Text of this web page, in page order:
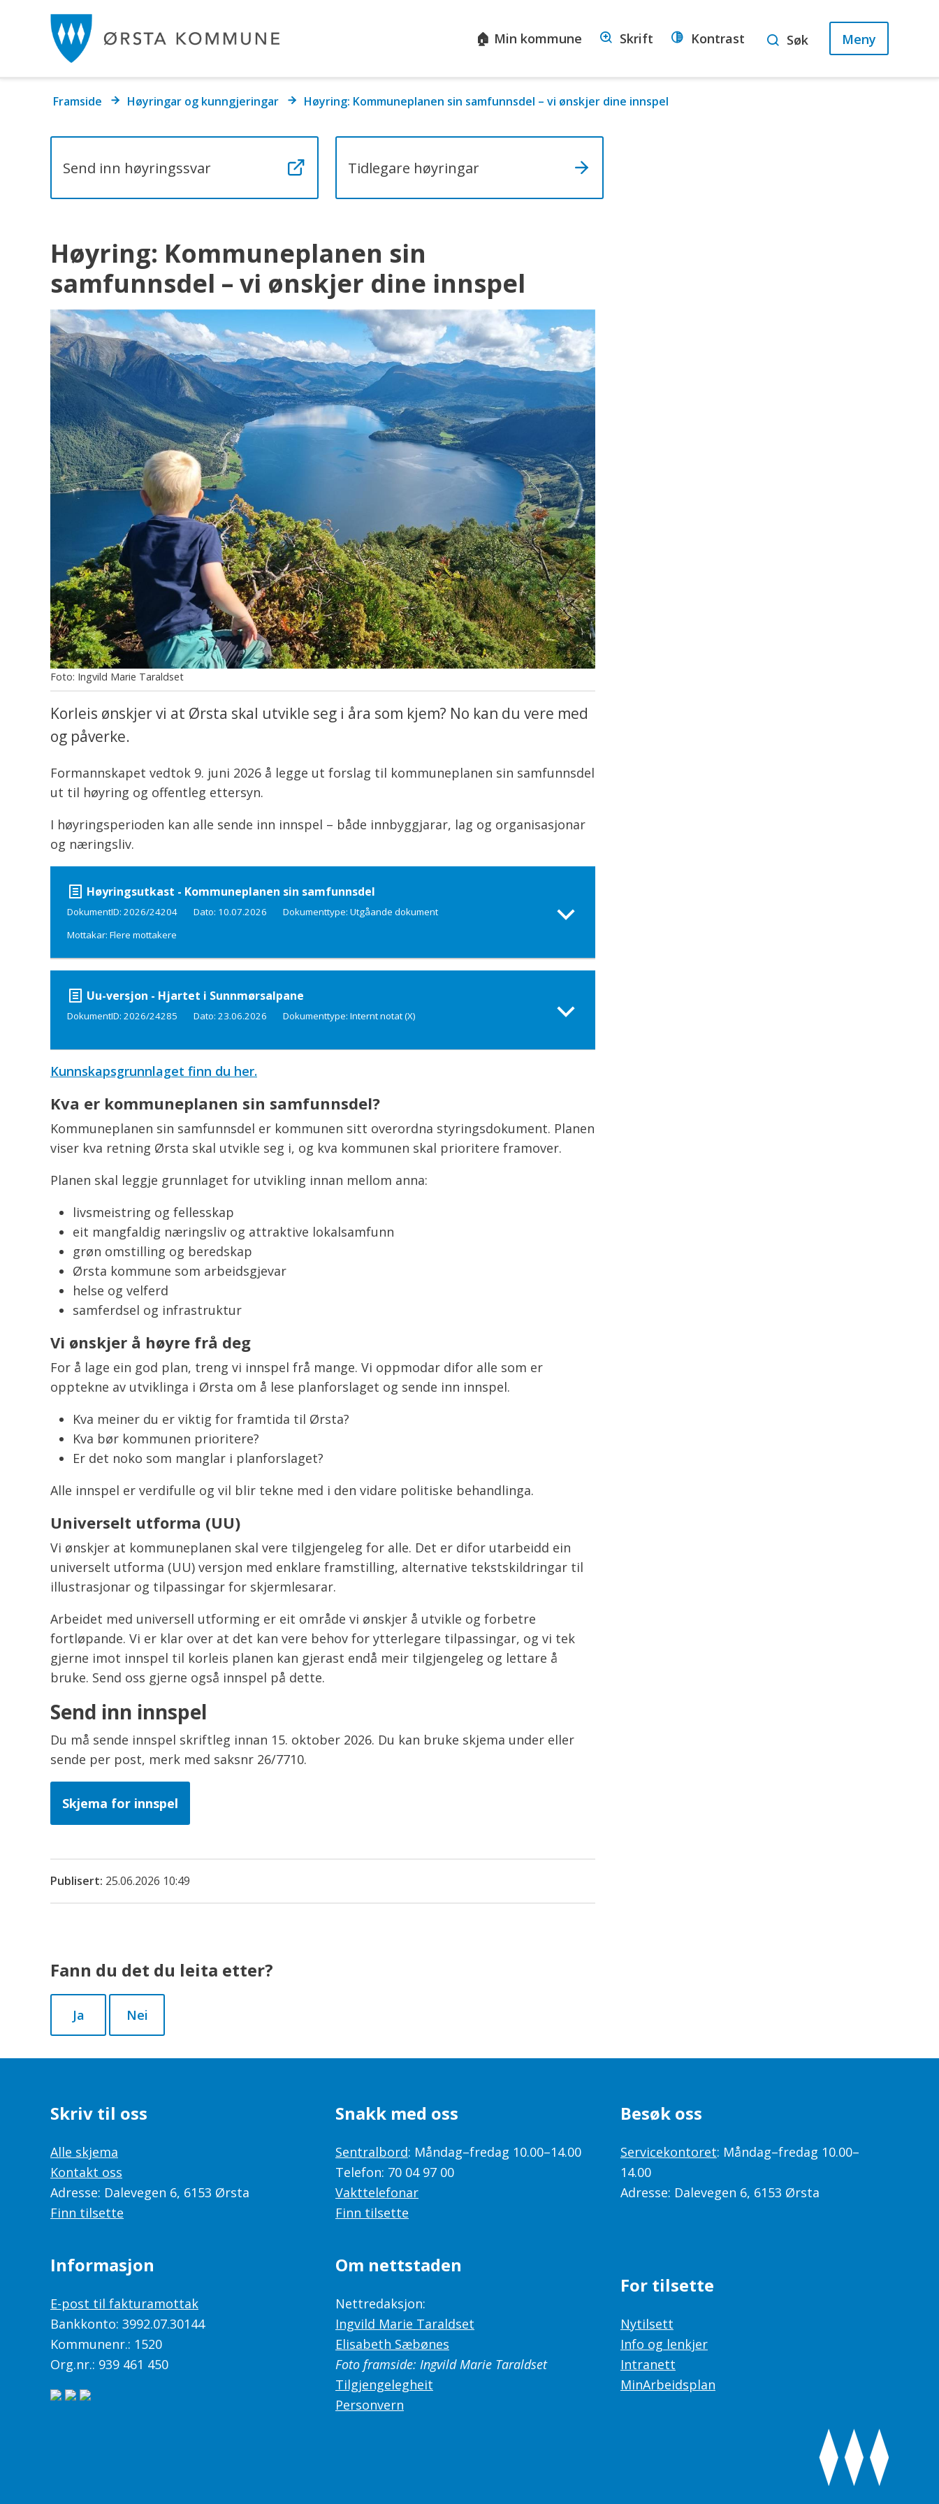
Ørsta
🏠 Min kommune Skrift Kontrast Søk Meny
Du
Framside Høyringar og kunngjeringar Høyring: Kommuneplanen sin samfunnsdel – vi ønskjer dine innspel
Send inn høyringssvar Tidlegare høyringar
Høyring: Kommuneplanen sin
samfunnsdel – vi ønskjer dine innspel
Ingvild Marie Taraldset
Korleis ønskjer vi at Ørsta skal utvikle seg i åra som kjem? No kan du vere med
og påverke.
Formannskapet vedtok 9. juni 2026 å legge ut forslag til kommuneplanen sin samfunnsdel
ut til høyring og offentleg ettersyn.
I høyringsperioden kan alle sende inn innspel – både innbyggjarar, lag og organisasjonar
og næringsliv.
Høyringsutkast - Kommuneplanen sin samfunnsdel
DokumentID: 2026/24204 Dato: 10.07.2026
Dokumenttype: Utgåande dokument
Mottakar: Flere mottakere
Uu-versjon - Hjartet i Sunnmørsalpane
DokumentID: 2026/24285 Dato: 23.06.2026 Dokumenttype: Internt notat (X)
Kunnskapsgrunnlaget finn du her.
Kva er kommuneplanen sin samfunnsdel?
Kommuneplanen sin samfunnsdel er kommunen sitt overordna styringsdokument. Planen
viser kva retning Ørsta skal utvikle seg i, og kva kommunen skal prioritere framover.
Planen skal leggje grunnlaget for utvikling innan mellom anna:
livsmeistring og fellesskap
eit mangfaldig næringsliv og attraktive lokalsamfunn
grøn omstilling og beredskap
Ørsta kommune som arbeidsgjevar
helse og velferd
samferdsel og infrastruktur
Vi ønskjer å høyre frå deg
For å lage ein god plan, treng vi innspel frå mange. Vi oppmodar difor alle som er
opptekne av utviklinga i Ørsta om å lese planforslaget og sende inn innspel.
Kva meiner du er viktig for framtida til Ørsta?
Kva bør kommunen prioritere?
Er det noko som manglar i planforslaget?
Alle innspel er verdifulle og vil blir tekne med i den vidare politiske behandlinga.
Universelt utforma (UU)
Vi ønskjer at kommuneplanen skal vere tilgjengeleg for alle. Det er difor utarbeidd ein
universelt utforma (UU) versjon med enklare framstilling, alternative tekstskildringar til
illustrasjonar og tilpassingar for skjermlesarar.
Arbeidet med universell utforming er eit område vi ønskjer å utvikle og forbetre
fortløpande. Vi er klar over at det kan vere behov for ytterlegare tilpassingar, og vi tek
gjerne imot innspel til korleis planen kan gjerast endå meir tilgjengeleg og lettare å
bruke. Send oss gjerne også innspel på dette.
Send inn innspel
Du må sende innspel skriftleg innan 15. oktober 2026. Du kan bruke skjema under eller
sende per post, merk med saksnr 26/7710.
Skjema for innspel
Publisert 25.06.2026 10:49
Fann du det du leita etter?
Ja Nei
Skriv til oss
Alle skjema
Kontakt oss
Adresse: Dalevegen 6, 6153 Ørsta
Finn tilsette
Informasjon
E-post til fakturamottak
Bankkonto: 3992.07.30144
Kommunenr.: 1520
Org.nr.: 939 461 450
Snakk med oss
Sentralbord: Måndag–fredag 10.00–14.00
Telefon: 70 04 97 00
Vakttelefonar
Finn tilsette
Om nettstaden
Nettredaksjon:
Ingvild Marie Taraldset
Elisabeth Sæbønes
Foto framside: Ingvild Marie Taraldset
Tilgjengelegheit
Personvern
Besøk oss
Servicekontoret: Måndag–fredag 10.00–
14.00
Adresse: Dalevegen 6, 6153 Ørsta
For tilsette
Nytilsett
Info og lenkjer
Intranett
MinArbeidsplan